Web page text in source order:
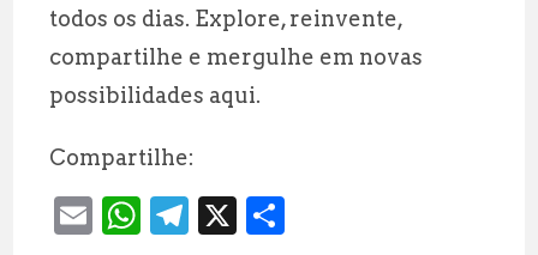
todos os dias. Explore, reinvente,
compartilhe e mergulhe em novas
possibilidades aqui.
Compartilhe:
E
W T
X